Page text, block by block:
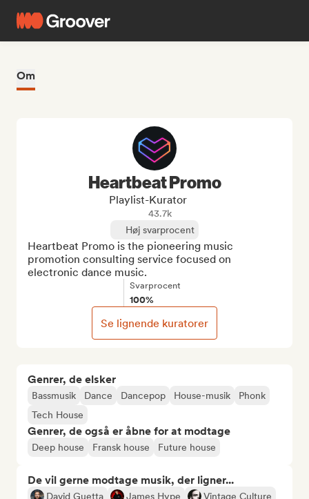
Om
Genrer, de elsker
Bassmusik Dance Dancepop House-musik
Phonk
Tech House
Genrer, de også er åbne for at modtage
Deep house Fransk house Future house
De vil gerne modtage musik, der ligner...
David Guetta James Hype
Vintage Culture
Heartbeat Promo
Playlist-Kurator
43.7k
Høj svarprocent
Heartbeat Promo is the pioneering music
promotion consulting service focused on
electronic dance music.
Svarprocent
100%
Se lignende kuratorer